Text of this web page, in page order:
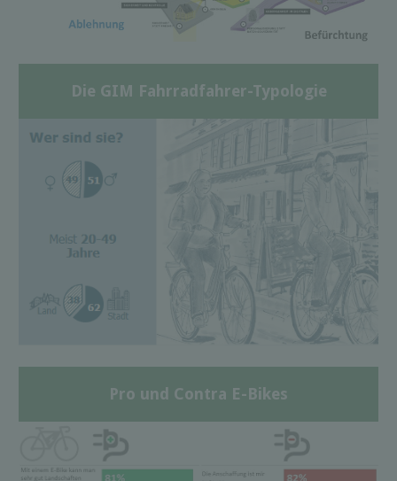
Die GIM Fahrradfahrer-Typologie
Pro und Contra E-Bikes